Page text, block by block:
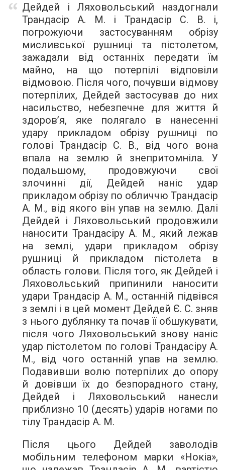
Дейдей і Ляховольський наздогнали
Трандасір А. М. і Трандасір С. В. і,
погрожуючи застосуванням обрізу
мисливської рушниці та пістолетом,
зажадали від останніх передати їм
майно, на що потерпілі відповіли
відмовою. Після чого, почувши відмову
потерпілих, Дейдей застосував до них
насильство, небезпечне для життя й
здоров’я, яке полягало в нанесенні
удару прикладом обрізу рушниці по
голові Трандасір С. В., від чого вона
впала на землю й знепритомніла. У
подальшому, продовжуючи свої
злочинні дії, Дейдей наніс удар
прикладом обрізу по обличчю Трандасір
А. М., від якого він упав на землю. Далі
Дейдей і Ляховольський продовжили
наносити Трандасіру А. М., який лежав
на землі, удари прикладом обрізу
рушниці й прикладом пістолета в
область голови. Після того, як Дейдей і
Ляховольський припинили наносити
удари Трандасір А. М., останній підвівся
з землі і в цей момент Дейдей Є. С. зняв
з нього дублянку та почав її обшукувати,
після чого Ляховольський знову наніс
удар пістолетом по голові Трандасіру А.
М., від чого останній упав на землю.
Подавивши волю потерпілих до опору
й довівши їх до безпорадного стану,
Дейдей і Ляховольський нанесли
приблизно 10 (десять) ударів ногами по
тілу Трандасір А. М.
Після цього Дейдей заволодів
мобільним телефоном марки «Нокіа»,